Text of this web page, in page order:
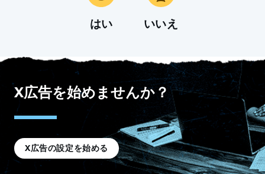
はい いいえ
X広告を始めませんか？
X広告の設定を始める